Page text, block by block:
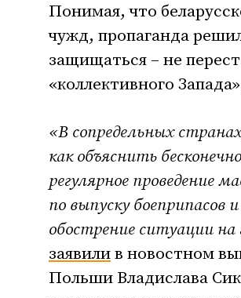
Понимая, что
чужд, пропаганда
защищаться – не
«коллективного
«В сопредельных
как объяснить
регулярное проведение
по выпуску боеприпасов
обострение ситуации
заявилив новостном
Польши Владислава